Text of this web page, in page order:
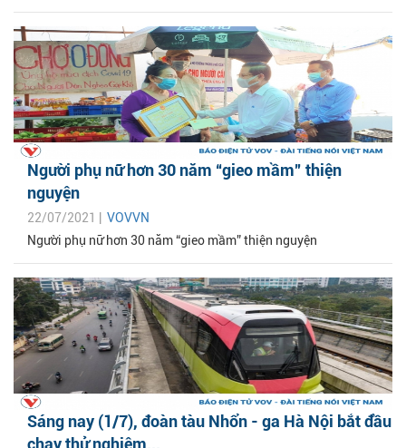
Người phụ nữ hơn 30 năm “gieo mầm” thiện
nguyện
22/07/2021 | VOVVN
Người phụ nữ hơn 30 năm “gieo mầm” thiện nguyện
Sáng nay (1/7), đoàn tàu Nhổn - ga Hà Nội bắt đầu